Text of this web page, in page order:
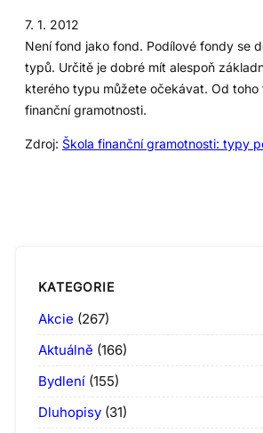
7. 1. 2012
Není fond jako fond. Podílové fondy se
typů. Určitě je dobré mít alespoň
kterého typu můžete očekávat. Od toho
finanční gramotnosti.
Zdroj: Škola finanční gramotnosti: typy
KATEGORIE
Akcie (267)
Aktuálně (166)
Bydlení (155)
Dluhopisy (31)